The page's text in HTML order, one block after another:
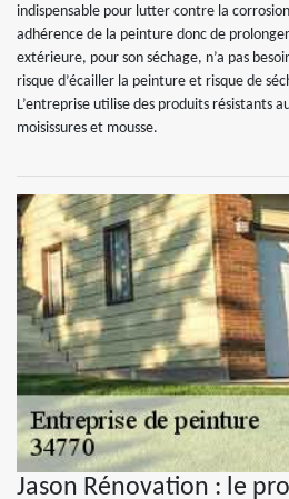
indispensable pour lutter contre la
adhérence de la peinture donc de
extérieure, pour son séchage, n’a pas
risque d’écailler la peinture et risque de
L’entreprise utilise des produits résistants
moisissures et mousse.
Jason Rénovation : le